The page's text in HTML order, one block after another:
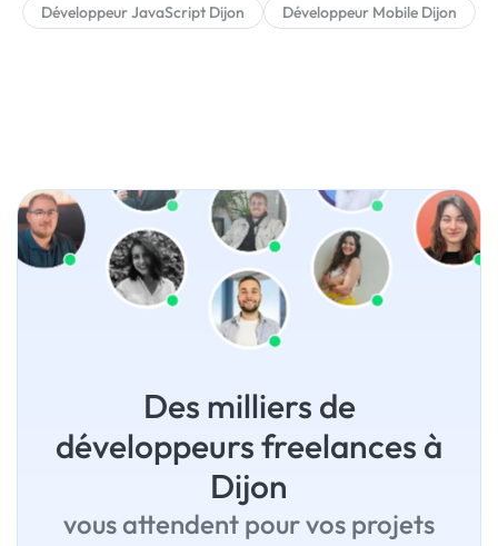
Développeur JavaScript Dijon
Développeur Mobile Dijon
Des milliers de
développeurs freelances à
Dijon
vous attendent pour vos projets